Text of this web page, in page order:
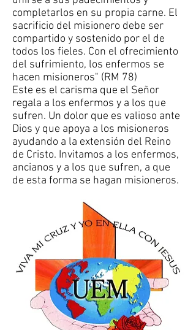
completarlos en su propia carne. El
sacrificio del misionero debe ser
compartido y sostenido por el de
todos los fieles. Con el ofrecimiento
del sufrimiento, los enfermos se
hacen misioneros" (RM 78)
Este es el carisma que el Señor
regala a los enfermos y a los que
sufren. Un dolor que es valioso ante
Dios y que apoya a los misioneros
ayudando a la extensión del Reino
de Cristo. Invitamos a los enfermos,
ancianos y a los que sufren, a que
de esta forma se hagan misioneros.